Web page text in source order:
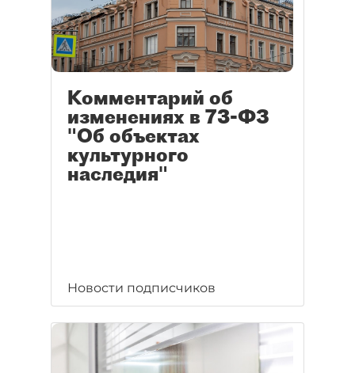
Комментарий об
изменениях в 73-ФЗ
"Об объектах
культурного
наследия"
Новости подписчиков